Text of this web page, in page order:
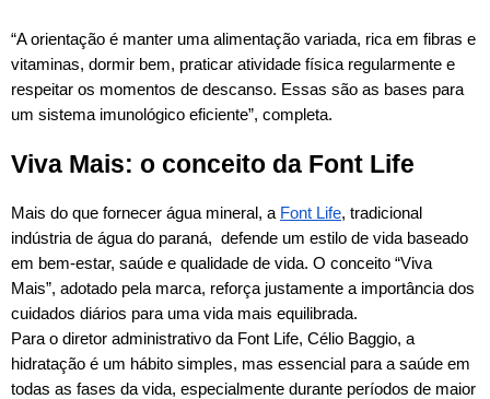
“A orientação é manter uma alimentação variada, rica em fibras e
vitaminas, dormir bem, praticar atividade física regularmente e
respeitar os momentos de descanso. Essas são as bases para
um sistema imunológico eficiente”, completa.
Viva Mais: o conceito da Font Life
Mais do que fornecer água mineral, a Font Life, tradicional
indústria de água do paraná, defende um estilo de vida baseado
em bem-estar, saúde e qualidade de vida. O conceito “Viva
Mais”, adotado pela marca, reforça justamente a importância dos
cuidados diários para uma vida mais equilibrada.
Para o diretor administrativo da Font Life, Célio Baggio, a
hidratação é um hábito simples, mas essencial para a saúde em
todas as fases da vida, especialmente durante períodos de maior